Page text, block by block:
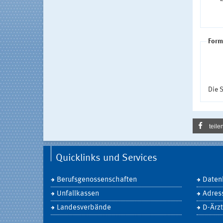
Die
Quicklinks und Services
Berufsgenossenschaften
Unfallkassen
Landesverbände
D-